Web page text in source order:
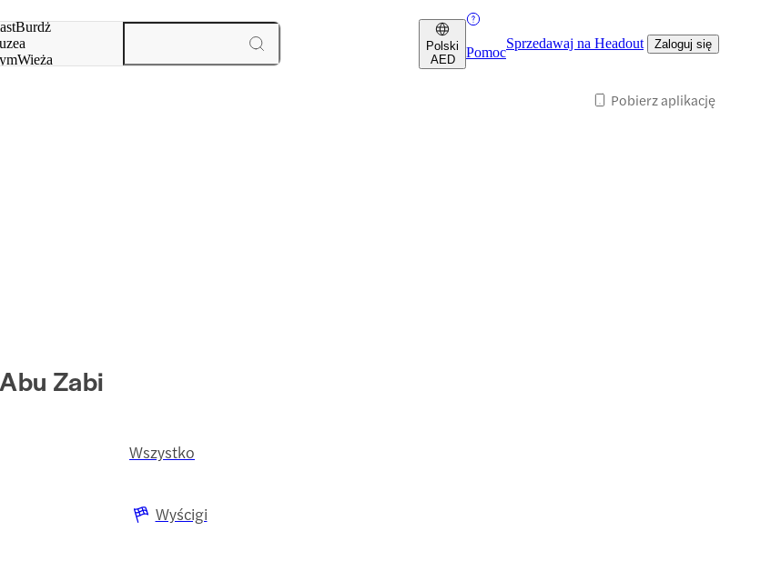
Burdż
Wieża
Polski
AED
Pomoc
Sprzedawaj na Headout Zaloguj się
Pobierz aplikację
Zabi
Wszystko
Wyścigi